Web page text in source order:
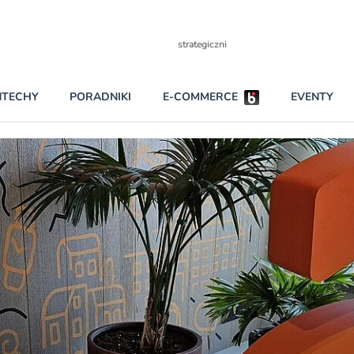
BEZPIECZEŃSTWO
INNI NAPISALI
KONTA
PRAWO
RAPORTY SPECJALNE
NAJCZĘŚCIEJ CZYTANE
Darmowy
wszystkich
W
darmo przez
Czytaj więcej
PORADNIKI E-COMMERCE EVENTY